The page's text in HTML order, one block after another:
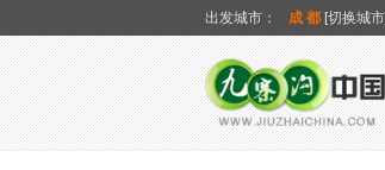
出发城市： 成都 [切换城